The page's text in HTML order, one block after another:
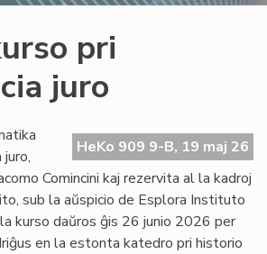
pri
juro
HeKo 909 9-B, 19 maj 26
Comincini kaj rezervita al la kadroj
sub la aŭspicio de Esplora Instituto
kurso daŭros ĝis 26 junio 2026 per
en la estonta katedro pri historio